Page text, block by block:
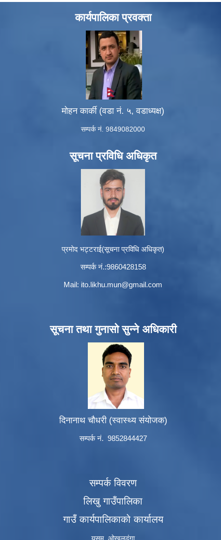
कार्यपालिका प्रवक्ता
मोहन कार्की (वडा नं. ५, वडाध्यक्ष)
सम्पर्क नं. 9849082000
सूचना प्रविधि अधिकृत
प्रमोद भट्टराई(सूचना प्रविधि अधिकृत)
सम्पर्क नं.:9860428158
Mail: ito.likhu.mun@gmail.com
सूचना तथा गुनासो सुन्ने अधिकारी
दिनानाथ चौधरी (स्वास्थ्य संयोजक)
सम्पर्क नं. 9852844427
सम्पर्क विवरण
लिखु गाउँपालिका
गाउँ कार्यपालिकाको कार्यालय